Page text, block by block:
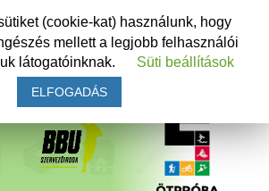
(cookie-kat) használunk, hogy
mellett a legjobb felhasználói
látogatóinknak.
Süti beállítások
ELFOGADÁS